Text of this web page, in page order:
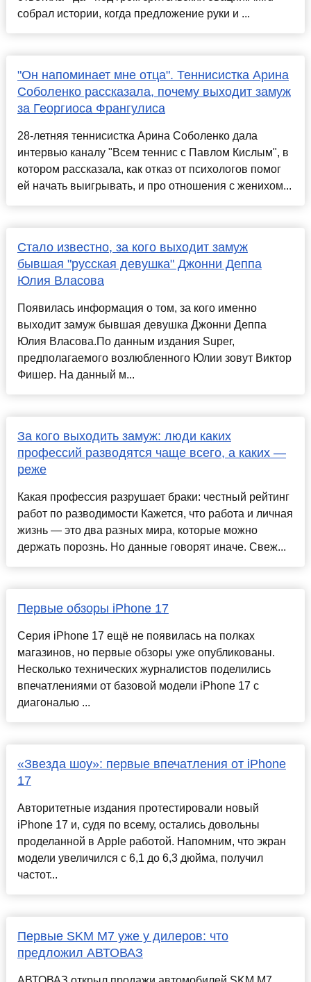
собрал истории, когда предложение руки и ...
"Он напоминает мне отца". Теннисистка Арина
Соболенко рассказала, почему выходит замуж
за Георгиоса Франгулиса
28-летняя теннисистка Арина Соболенко дала
интервью каналу "Всем теннис с Павлом Кислым", в
котором рассказала, как отказ от психологов помог
ей начать выигрывать, и про отношения с женихом...
Стало известно, за кого выходит замуж
бывшая "русская девушка" Джонни Деппа
Юлия Власова
Появилась информация о том, за кого именно
выходит замуж бывшая девушка Джонни Деппа
Юлия Власова.По данным издания Super,
предполагаемого возлюбленного Юлии зовут Виктор
Фишер. На данный м...
За кого выходить замуж: люди каких
профессий разводятся чаще всего, а каких —
реже
Какая профессия разрушает браки: честный рейтинг
работ по разводимости Кажется, что работа и личная
жизнь — это два разных мира, которые можно
держать порознь. Но данные говорят иначе. Свеж...
Первые обзоры iPhone 17
Серия iPhone 17 ещё не появилась на полках
магазинов, но первые обзоры уже опубликованы.
Несколько технических журналистов поделились
впечатлениями от базовой модели iPhone 17 с
диагональю ...
«Звезда шоу»: первые впечатления от iPhone
17
Авторитетные издания протестировали новый
iPhone 17 и, судя по всему, остались довольны
проделанной в Apple работой. Напомним, что экран
модели увеличился с 6,1 до 6,3 дюйма, получил
частот...
Первые SKM M7 уже у дилеров: что
предложил АВТОВАЗ